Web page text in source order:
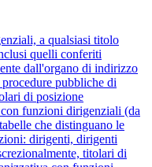
a qualsiasi titolo
quelli conferiti
dall'organo di indirizzo
pubbliche di
di posizione
funzioni dirigenziali (da
che distinguano le
dirigenti, dirigenti
titolari di